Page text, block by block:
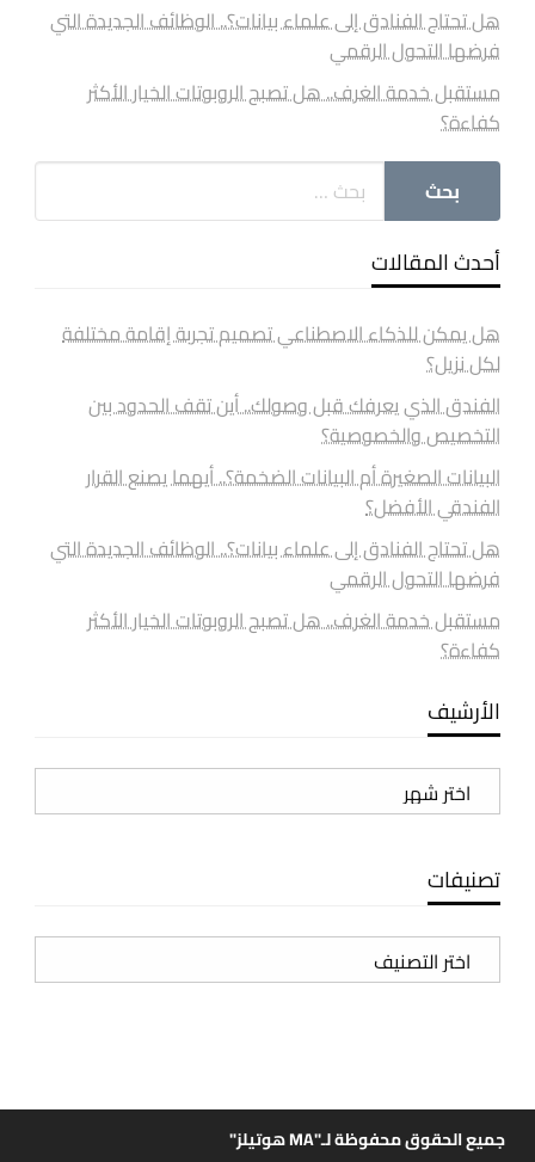
هل تحتاج الفنادق إلى علماء بيانات؟.. الوظائف الجديدة التي
فرضها التحول الرقمي
مستقبل خدمة الغرف.. هل تصبح الروبوتات الخيار الأكثر
كفاءة؟
أحدث المقالات
هل يمكن للذكاء الاصطناعي تصميم تجربة إقامة مختلفة
لكل نزيل؟
الفندق الذي يعرفك قبل وصولك.. أين تقف الحدود بين
التخصيص والخصوصية؟
البيانات الصغيرة أم البيانات الضخمة؟.. أيهما يصنع القرار
الفندقي الأفضل؟
هل تحتاج الفنادق إلى علماء بيانات؟.. الوظائف الجديدة التي
فرضها التحول الرقمي
مستقبل خدمة الغرف.. هل تصبح الروبوتات الخيار الأكثر
كفاءة؟
الأرشيف
الأرشيف
تصنيفات
تصنيفات
جميع الحقوق محفوظة لـ"MA هوتيلز"